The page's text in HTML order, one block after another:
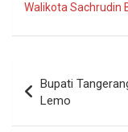
Walikota Sachrudin
pos
Bupati
Lemo